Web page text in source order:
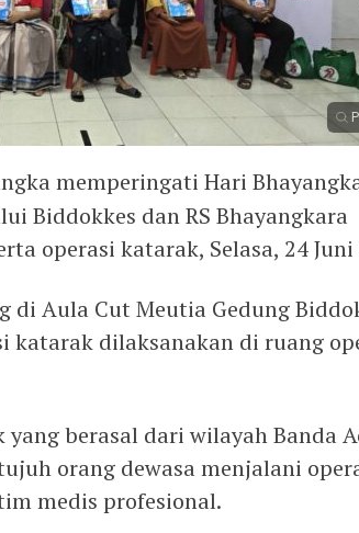
memperingati Hari
Biddokkes dan RS Bhayangkara
operasi katarak, Selasa, 24 Juni
di Aula Cut Meutia Gedung
katarak dilaksanakan di ruang
berasal dari wilayah Banda
orang dewasa menjalani
medis profesional.